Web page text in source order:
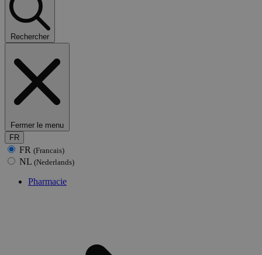
Rechercher
Fermer le menu
FR
FR (Francais)
NL (Nederlands)
Pharmacie